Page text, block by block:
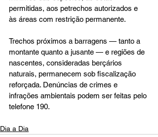
permitidas, aos petrechos autorizados e
às áreas com restrição permanente.
Trechos próximos a barragens — tanto a
montante quanto a jusante — e regiões de
nascentes, consideradas berçários
naturais, permanecem sob fiscalização
reforçada. Denúncias de crimes e
infrações ambientais podem ser feitas pelo
telefone 190.
Dia a Dia